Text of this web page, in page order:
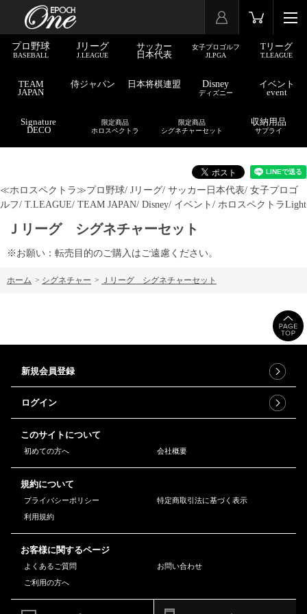
プロ野球
BASEBALL
Jリーグ
J.LEAGUE
サッカー
日本代表
女子プロゴルフ
JLPGA
Tリーグ
T.LEAGUE
TEAM
JAPAN
侍ジャパン 日本将棋連盟 Disney
ディズニー
イベント
event
Signature
DECO
限定商品
ホロスペクトラ
限定商品
シグネチャーセット
収納用品
サプライ
≪ホロスペクトラ≫プロ野球/ Jリーグ/ サッカー日本代表/ 女子プロゴ
ルフ/ T.LEAGUE/ TEAM JAPAN/ Disney/ イベント/ ホロスペクトラLight
Ｊリーグ シグネチャーセット
※お願い：転売目的のご購入はご遠慮ください。
ホーム > シグネチャー > Ｊリーグ シグネチャーセット
新規会員登録
ログイン
このサイトについて
初めての方へ 会社概要
規約について
プライバシーポリシー
特定商取引法に基づく表示
利用規約
お客様に関するページ
よくあるご質問
お問い合わせ
ご利用の方へ